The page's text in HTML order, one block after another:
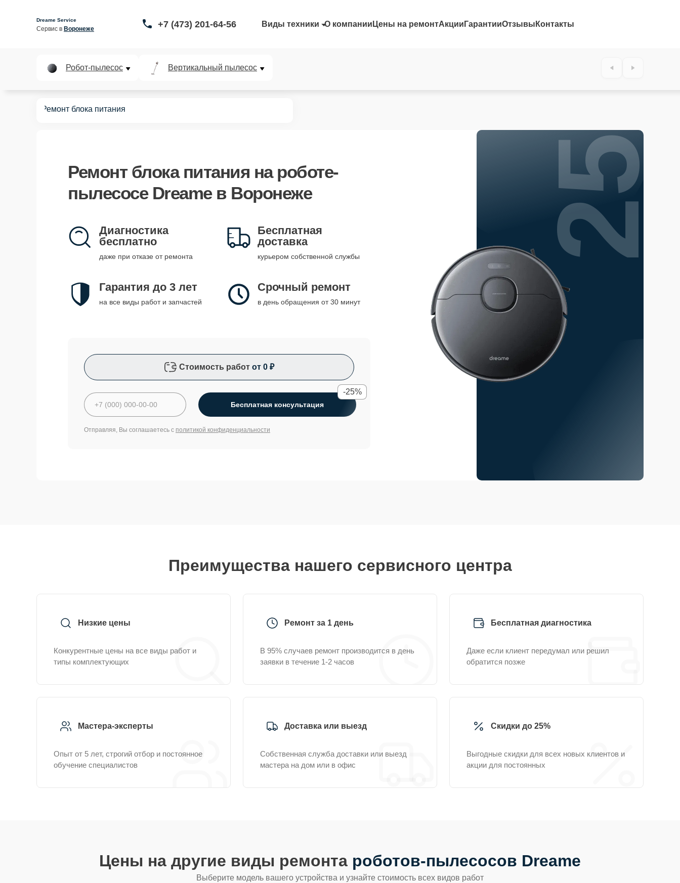
Dreame Service
Сервис в Воронеже +7 (473) 201-64-56 Виды техники О компании Цены на ремонтАкции ГарантииОтзывы Контакты
Робот-пылесос Вертикальный пылесос
Ремонт блока питания
Ремонт блока питания на роботе-
пылесосе Dreame в Воронеже
Диагностика
бесплатно
даже при отказе от ремонта
Бесплатная
доставка
курьером собственной службы
Гарантия до 3 лет
на все виды работ и запчастей
Срочный ремонт
в день обращения от 30 минут
Стоимость работ от 0 ₽
Бесплатная консультация
-25%
Отправляя, Вы соглашаетесь с политикой конфиденциальности
25%
Преимущества нашего сервисного центра
Низкие цены
Конкурентные цены на все виды работ и
типы комплектующих
Ремонт за 1 день
В 95% случаев ремонт производится в день
заявки в течение 1-2 часов
Бесплатная диагностика
Даже если клиент передумал или решил
обратится позже
Мастера-эксперты
Опыт от 5 лет, строгий отбор и постоянное
обучение специалистов
Доставка или выезд
Собственная служба доставки или выезд
мастера на дом или в офис
Скидки до 25%
Выгодные скидки для всех новых клиентов и
акции для постоянных
Цены на другие виды ремонта роботов-пылесосов Dreame
Выберите модель вашего устройства и узнайте стоимость всех видов работ